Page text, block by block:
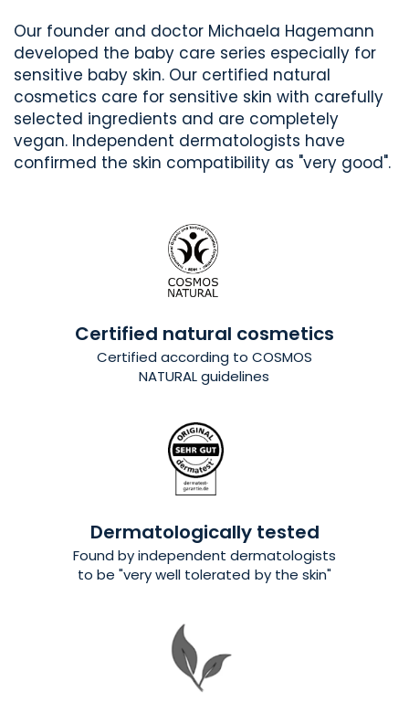
Our founder and doctor Michaela Hagemann
developed the baby care series especially for
sensitive baby skin. Our certified natural
cosmetics care for sensitive skin with carefully
selected ingredients and are completely
vegan. Independent dermatologists have
confirmed the skin compatibility as "very good".
Certified natural cosmetics
Certified according to COSMOS
NATURAL guidelines
Dermatologically tested
Found by independent dermatologists
to be "very well tolerated by the skin"